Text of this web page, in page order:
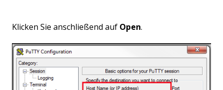
Klicken Sie anschließend auf Open.